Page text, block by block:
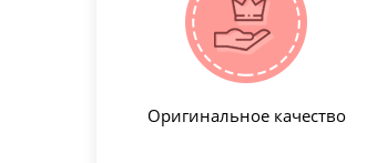
Оригинальное качество